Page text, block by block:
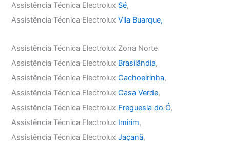
Assistência Técnica Electrolux Sé,
Assistência Técnica ElectroluxVila Buarque,
Assistência Técnica Electrolux Zona Norte
Assistência Técnica Electrolux Brasilândia,
Assistência Técnica ElectroluxCachoeirinha,
Assistência Técnica ElectroluxCasa Verde,
Assistência Técnica Electrolux Freguesia do Ó,
Assistência Técnica Electrolux Imirim,
Assistência Técnica ElectroluxJaçanã,